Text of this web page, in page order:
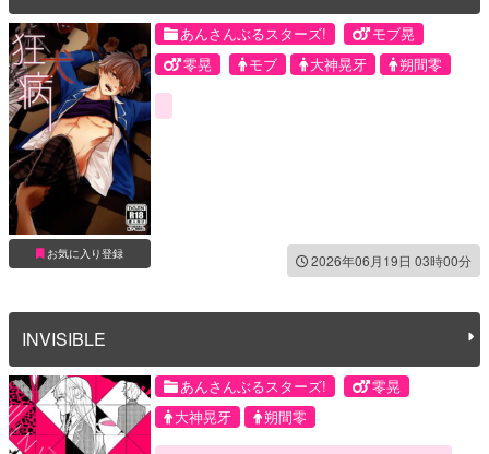
お気に入り登録
あんさんぶるスターズ!
モブ晃
零晃
モブ 大神晃牙 朔間零
2026年06月19日 03時00分
INVISIBLE
あんさんぶるスターズ!
零晃
大神晃牙
朔間零